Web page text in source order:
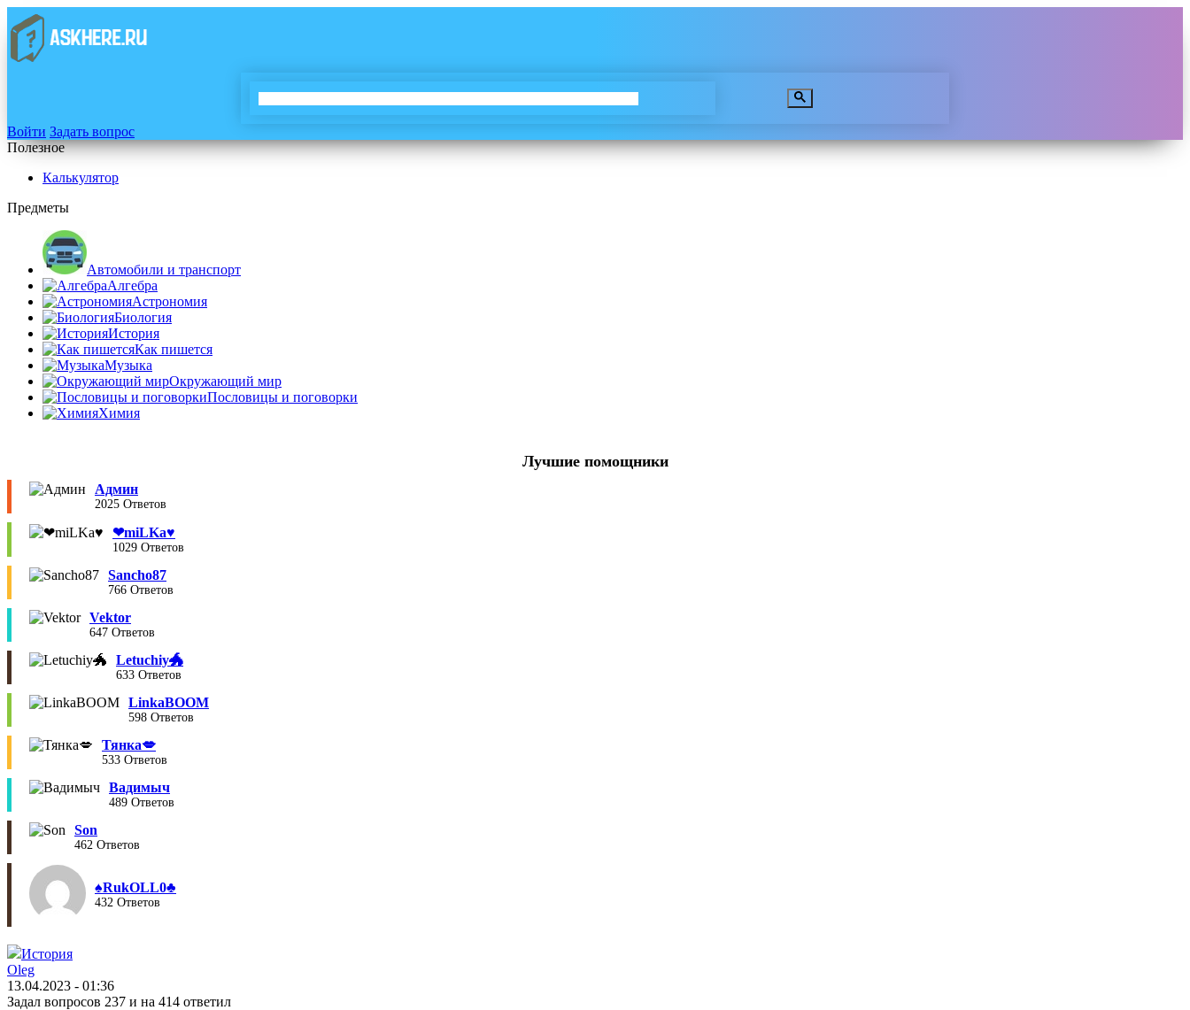
Войти Задать вопрос
Полезное
Калькулятор
Предметы
Автомобили и транспорт
Алгебра
Астрономия
Биология
История
Как пишется
Музыка
Окружающий мир
Пословицы и поговорки
Химия
Лучшие помощники
Админ
2025 Ответов
❤︎miLKa♥︎
1029 Ответов
Sancho87
766 Ответов
Vektor
647 Ответов
Letuchiy🐲
633 Ответов
LinkaBOOM
598 Ответов
Тянка💋
533 Ответов
Вадимыч
489 Ответов
Son
462 Ответов
♠︎RukOLL0♣︎
432 Ответов
История
Oleg
13.04.2023 - 01:36
Задал вопросов 237 и на 414 ответил